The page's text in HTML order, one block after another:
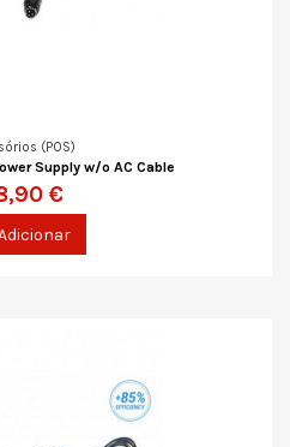
(POS)
Supply w/o AC Cable
€